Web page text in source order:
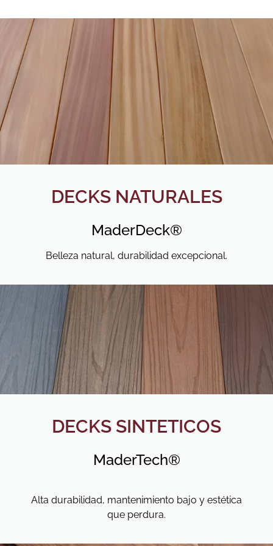
DECKS NATURALES
MaderDeck®
Belleza natural, durabilidad excepcional.
DECKS SINTETICOS
MaderTech®
Alta durabilidad, mantenimiento bajo y estética
que perdura.